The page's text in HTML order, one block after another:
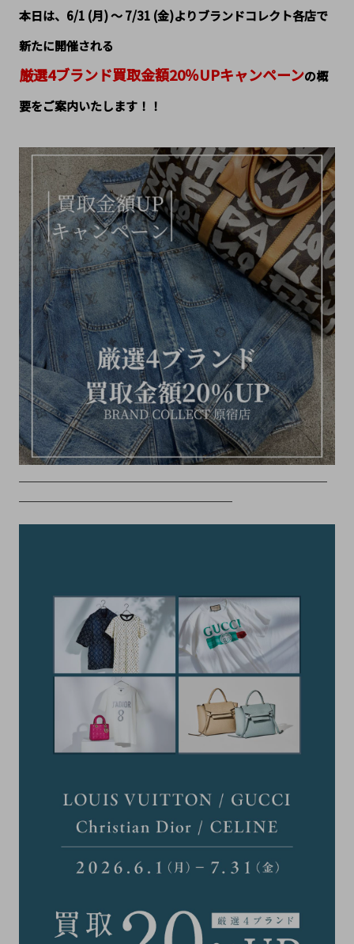
本日は、6/1 (月) ～ 7/31 (金)よりブランドコレクト各店で
新たに開催される
厳選4ブランド買取金額20％UPキャンペーンの概
要をご案内いたします！！